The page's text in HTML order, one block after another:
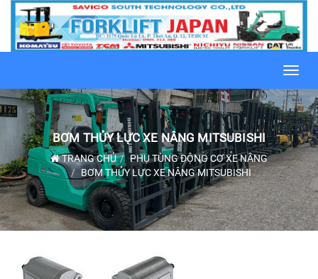
BƠM THỦY LỰC XE NÂNG MITSUBISHI
TRANG CHỦ
PHỤ TÙNG ĐỘNG CƠ XE NÂNG
BƠM THỦY LỰC XE NÂNG MITSUBISHI